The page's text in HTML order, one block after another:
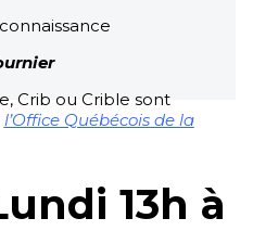
Crib ou Crible sont
l’Office Québécois de la
13h à